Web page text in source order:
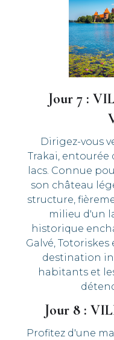
Jour 7 :
Dirigez-vous
Trakai, entourée
lacs. Connue
son château
structure,
milieu d'un
historique
Galvé,
destination
habitants et
Jour 8 :
Profitez d'une